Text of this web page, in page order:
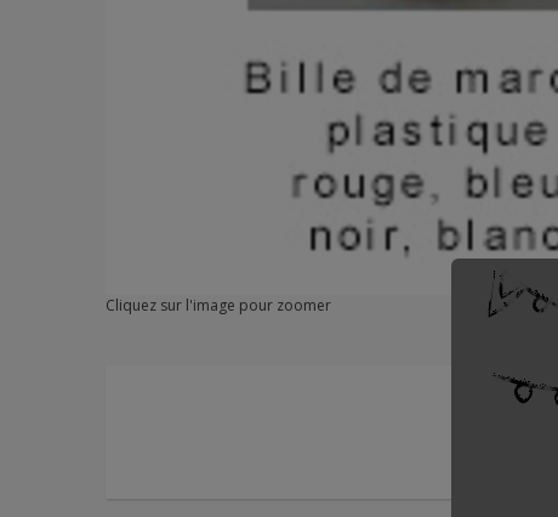
Cliquez sur l'image pour zoomer